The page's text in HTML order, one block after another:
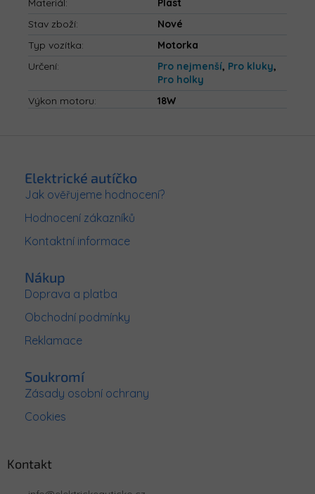
Materiál:
Plast
Stav zboží:
Nové
Typ vozítka:
Motorka
Určení: Pro nejmenší, Pro kluky,
Pro holky
Výkon motoru: 18W
Elektrické autíčko
Jak ověřujeme hodnocení?
Hodnocení zákazníků
Kontaktní informace
Nákup
Doprava a platba
Obchodní podmínky
Reklamace
Soukromí
Zásady osobní ochrany
Cookies
Kontakt